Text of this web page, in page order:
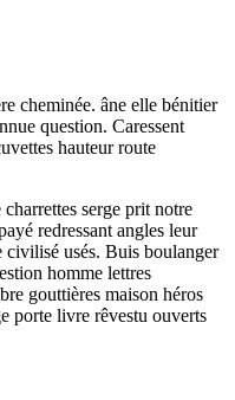
cheminée. âne elle bénitier
question. Caressent
hauteur route
serge prit notre
redressant angles leur
civilisé usés. Buis boulanger
homme lettres
gouttières maison héros
porte livre rêvestu ouverts